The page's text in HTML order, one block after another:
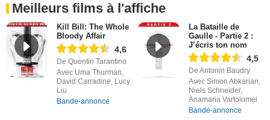
Meilleurs films à l'affiche
Kill Bill: The Whole
Bloody Affair
4,6
De Quentin Tarantino
Avec Uma Thurman,
David Carradine, Lucy
Liu
Bande-annonce
La Bataille de
Gaulle - Partie 2 :
J’écris ton nom
4,5
De Antonin Baudry
Avec Simon Abkarian,
Niels Schneider,
Anamaria Vartolomei
Bande-annonce